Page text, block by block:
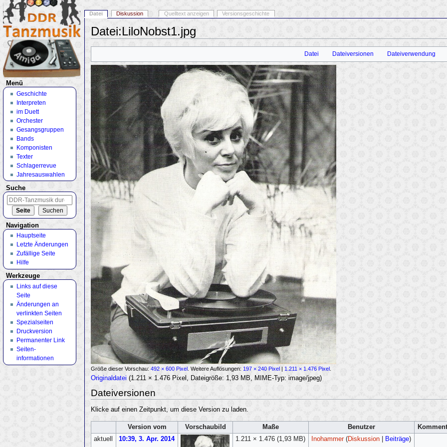
Datei:LiloNobst1.jpg
Datei
Dateiversionen Dateiverwendung
Größe dieser Vorschau:492 × 600 Pixel .Weitere Auflösungen: 197 × 240 Pixel | 1.211 × 1.476 Pixel
Originaldatei ‎(1.211 × 1.476 Pixel, Dateigröße: 1,93 MB, MIME-Typ:image/jpeg)
Dateiversionen
Klicke auf einen Zeitpunkt, um diese Version zu laden.
Version vom Vorschaubild Maße Benutzer
aktuell
10:39, 3. Apr. 2014 1.211 × 1.476(1,93 MB) Inohammer (Diskussion Beiträge)
Datei Diskussion Quelltext anzeigen Versionsgeschichte
Menü
Geschichte
Interpreten
im Duett
Orchester
Gesangsgruppen
Bands
Komponisten
Texter
Schlagerrevue
Jahresauswahlen
Suche
Navigation
Hauptseite
Letzte Änderungen
Zufällige Seite
Hilfe
Werkzeuge
Links auf diese
Seite
Änderungen an
verlinkten Seiten
Spezialseiten
Druckversion
Permanenter Link
Seiten­
informationen